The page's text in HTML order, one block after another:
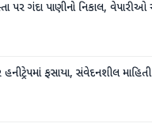
પર ગંદા પાણીનો નિકાલ,
ફસાયા, સંવેદનશીલ